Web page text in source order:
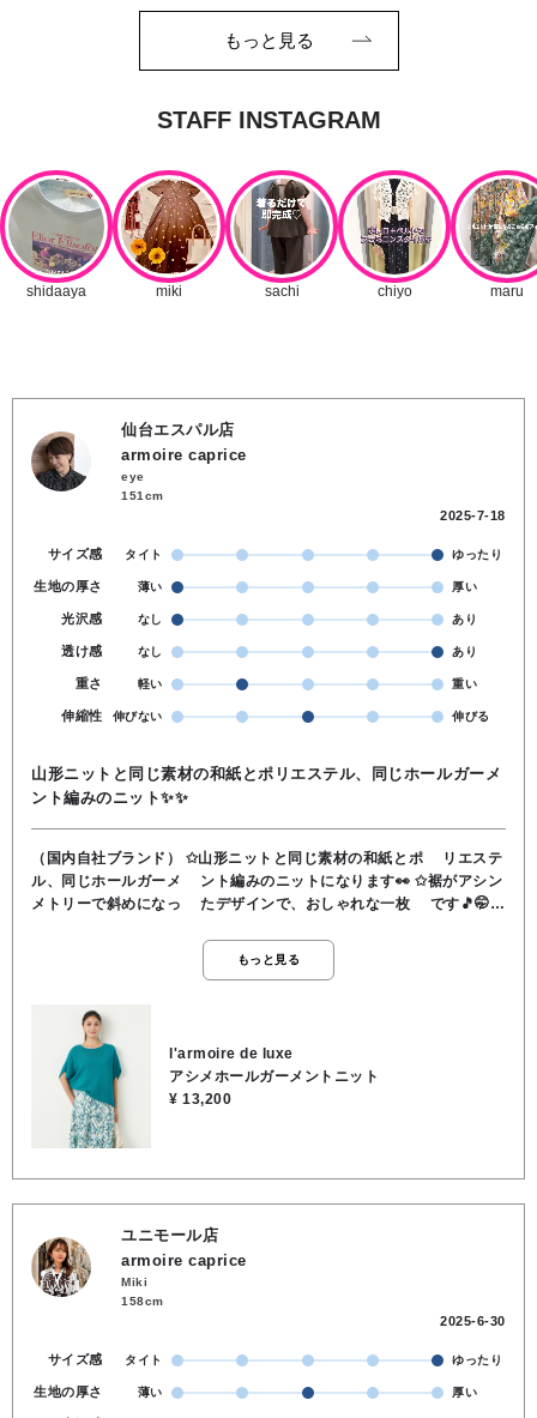
もっと見る
仙台エスパル店
armoire caprice
eye
151cm
2025-7-18
サイズ感 タイト ゆったり
生地の厚さ 薄い 厚い
光沢感 なし あり
透け感 なし あり
重さ 軽い 重い
伸縮性 伸びない 伸びる
山形ニットと同じ素材の和紙とポリエステル、同じホールガーメ
ント編みのニット✨✨
（国内自社ブランド） ✩山形ニットと同じ素材の和紙とポ リエステ
ル、同じホールガーメ ント編みのニットになります👀 ✩裾がアシン
メトリーで斜めになっ たデザインで、おしゃれな一枚 です🎵🤭
て着て頂けます👀 ✩衿はボートネックで前に開きすぎ なく、デコ
ルテラインをとても キレイに見せてくれます✨🎵 ✩少し丸みのある
46% ポリエステル 54% ✩取り扱い方法… 手洗い可
もっと見る
l'armoire de luxe
アシメホールガーメントニット
¥ 13,200
ユニモール店
armoire caprice
Miki
158cm
2025-6-30
サイズ感 タイト ゆったり
生地の厚さ 薄い 厚い